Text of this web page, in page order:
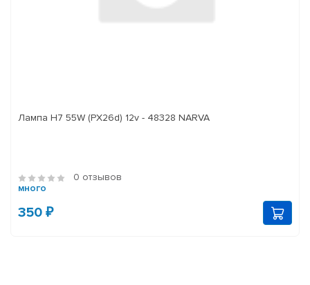
Лампа H7 55W (PX26d) 12v - 48328 NARVA
0 отзывов
много
350 ₽